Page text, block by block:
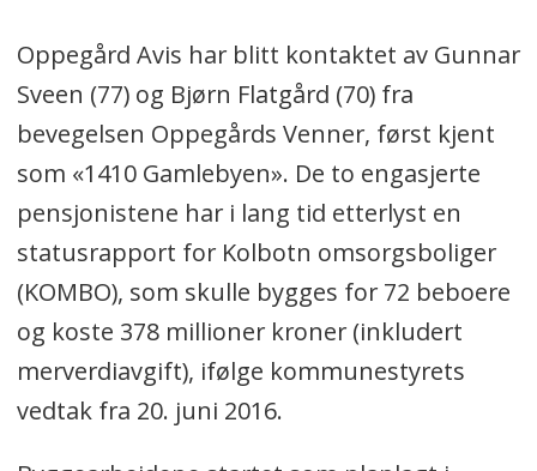
Oppegård Avis har blitt kontaktet av Gunnar
Sveen (77) og Bjørn Flatgård (70) fra
bevegelsen Oppegårds Venner, først kjent
som «1410 Gamlebyen». De to engasjerte
pensjonistene har i lang tid etterlyst en
statusrapport for Kolbotn omsorgsboliger
(KOMBO), som skulle bygges for 72 beboere
og koste 378 millioner kroner (inkludert
merverdiavgift), ifølge kommunestyrets
vedtak fra 20. juni 2016.